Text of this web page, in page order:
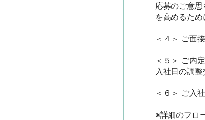
応募のご意
を高めるた
＜４＞ ご面接
＜５＞ ご内定
入社日の調
＜６＞ ご入社
※詳細のフロ